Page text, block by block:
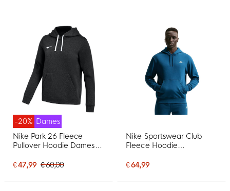
-20% Dames
Nike Park 26 Fleece
Pullover Hoodie Dames
€ 47,99 € 60,00
Nike Sportswear Club
Fleece Hoodie
€ 64,99